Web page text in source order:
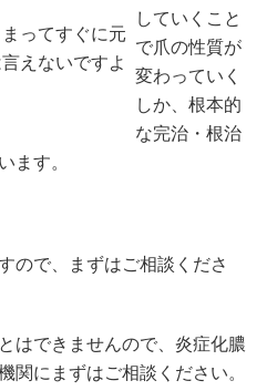
ってすぐに元
えないですよ
していくこと
で爪の性質が
変わっていく
しか、根本的
な完治・根治
ます。
ので、まずはご相談くださ
はできませんので、炎症化膿
関にまずはご相談ください。